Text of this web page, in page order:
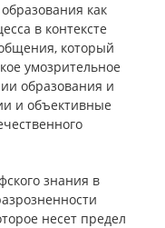
как
в контексте
который
умозрительное
образования и
и объективные
знания в
несет предел